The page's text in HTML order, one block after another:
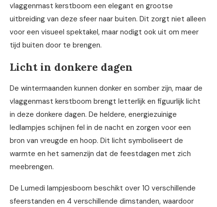
vlaggenmast kerstboom een elegant en grootse
uitbreiding van deze sfeer naar buiten. Dit zorgt niet alleen
voor een visueel spektakel, maar nodigt ook uit om meer
tijd buiten door te brengen.
Licht in donkere dagen
De wintermaanden kunnen donker en somber zijn, maar de
vlaggenmast kerstboom brengt letterlijk en figuurlijk licht
in deze donkere dagen. De heldere, energiezuinige
ledlampjes schijnen fel in de nacht en zorgen voor een
bron van vreugde en hoop. Dit licht symboliseert de
warmte en het samenzijn dat de feestdagen met zich
meebrengen.
De Lumedi lampjesboom beschikt over 10 verschillende
sfeerstanden en 4 verschillende dimstanden, waardoor